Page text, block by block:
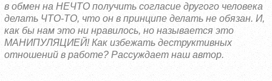
в обмен на НЕЧТО получить согласие другого человека
делать ЧТО-ТО, что он в принципе делать не обязан. И,
как бы нам это ни нравилось, но называется это
МАНИПУЛЯЦИЕЙ! Как избежать деструктивных
отношений в работе? Рассуждает наш автор.